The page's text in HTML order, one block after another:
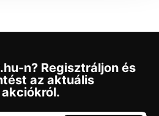
n? Regisztráljon és
az aktuális